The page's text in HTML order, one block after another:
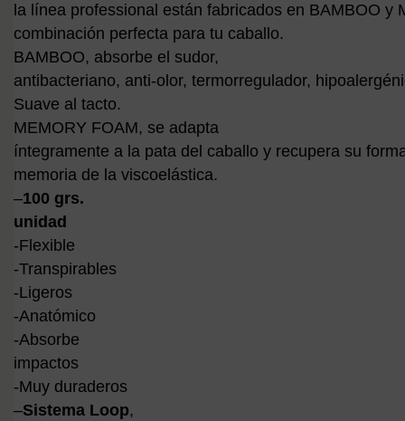
la línea professional están fabricados en BAMBOO y
combinación perfecta para tu caballo.
BAMBOO, absorbe el sudor,
antibacteriano, anti-olor, termorregulador,
Suave al tacto.
MEMORY FOAM, se adapta
íntegramente a la pata del caballo y recupera su
memoria de la viscoelástica.
–100 grs.
unidad
-Flexible
-Transpirables
-Ligeros
-Anatómico
-Absorbe
impactos
-Muy duraderos
–Sistema Loop,